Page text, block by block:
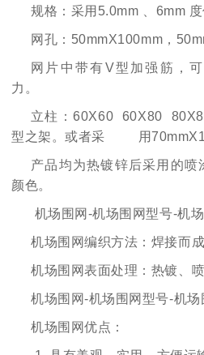
规格：采用5.0mm 、6mm
网孔：50mmX100mm，
网片中带有V型加强筋，
力。
立柱：60X60 60X80
型之架。或者采 用
产品均为热镀锌后采用的喷
颜色。
机场围网-机场围网型号-
机场围网编织方法：焊接而成
机场围网表面处理：热镀、
机场围网-机场围网型号-机
机场围网优点：